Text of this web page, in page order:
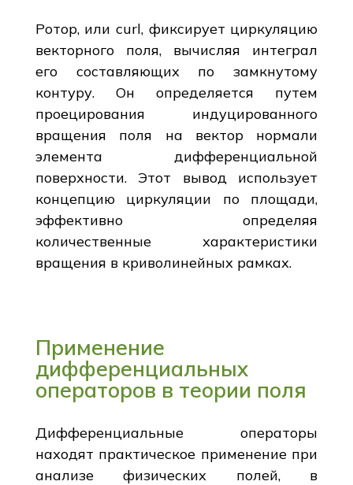
Ротор, или curl, фиксирует циркуляцию
векторного поля, вычисляя интеграл
его составляющих по замкнутому
контуру. Он определяется путем
проецирования индуцированного
вращения поля на вектор нормали
элемента дифференциальной
поверхности. Этот вывод использует
концепцию циркуляции по площади,
эффективно определяя
количественные характеристики
вращения в криволинейных рамках.
Применение
дифференциальных
операторов в теории поля
Дифференциальные операторы
находят практическое применение при
анализе физических полей, в